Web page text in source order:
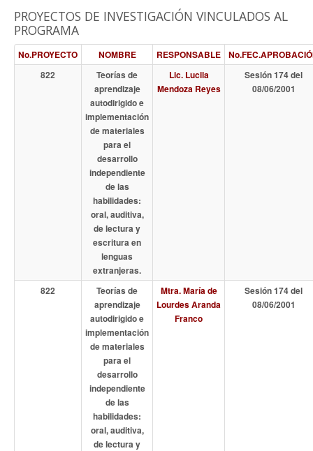
PROYECTOS DE INVESTIGACIÓN VINCULADOS AL
PROGRAMA
No.PROYECTO NOMBRE RESPONSABLE
822
Teorías de
aprendizaje
autodirigido e
implementación
de materiales
para el
desarrollo
independiente
de las
habilidades:
oral, auditiva,
de lectura y
escritura en
lenguas
extranjeras.
Lic. Lucila
Mendoza Reyes
Sesión 174 del
08/06/2001
822
Teorías de
aprendizaje
autodirigido e
implementación
de materiales
para el
desarrollo
independiente
de las
habilidades:
oral, auditiva,
de lectura y
Mtra. María de
Lourdes Aranda
Franco
Sesión 174 del
08/06/2001